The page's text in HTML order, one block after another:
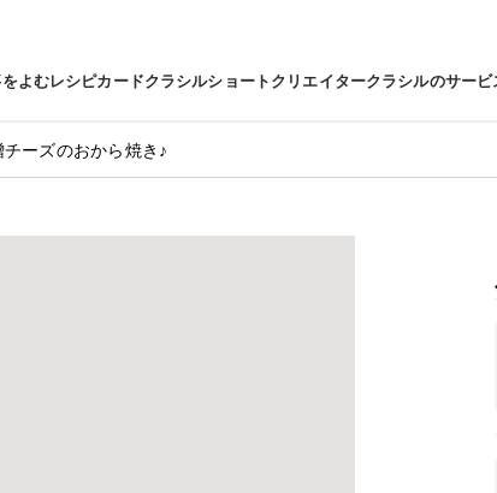
よむレシピカードクラシルショートクリエイタークラシルのサービ
チーズのおから焼き♪